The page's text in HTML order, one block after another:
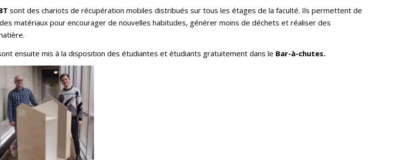
sont des chariots de récupération mobiles distribués sur tous les étages de la faculté. Ils permettent de
matériaux pour encourager de nouvelles habitudes, générer moins de déchets et réaliser des
ensuite mis à la disposition des étudiantes et étudiants gratuitement dans le Bar-à-chutes.